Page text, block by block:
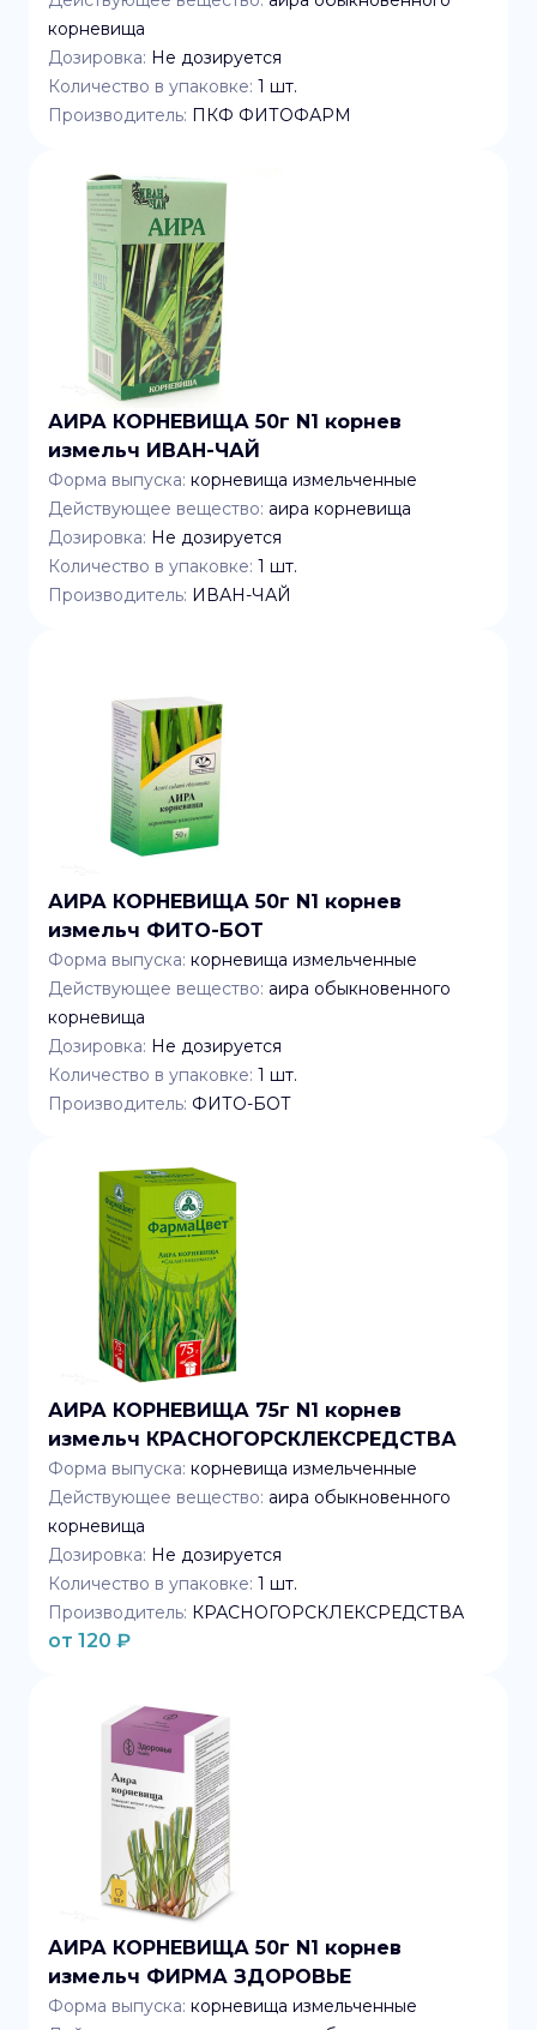
корневища
Дозировка: Не дозируется
Количество в упаковке: 1 шт.
Производитель: ПКФ ФИТОФАРМ
АИРА КОРНЕВИЩА 50г N1 корнев
измельч ИВАН-ЧАЙ
Форма выпуска: корневища измельченные
Действующее вещество: аира корневища
Дозировка: Не дозируется
Количество в упаковке: 1 шт.
Производитель: ИВАН-ЧАЙ
АИРА КОРНЕВИЩА 50г N1 корнев
измельч ФИТО-БОТ
Форма выпуска: корневища измельченные
Действующее вещество: аира обыкновенного
корневища
Дозировка: Не дозируется
Количество в упаковке: 1 шт.
Производитель: ФИТО-БОТ
АИРА КОРНЕВИЩА 75г N1 корнев
измельч КРАСНОГОРСКЛЕКСРЕДСТВА
Форма выпуска: корневища измельченные
Действующее вещество: аира обыкновенного
корневища
Дозировка: Не дозируется
Количество в упаковке: 1 шт.
Производитель: КРАСНОГОРСКЛЕКСРЕДСТВА
от 120 ₽
АИРА КОРНЕВИЩА 50г N1 корнев
измельч ФИРМА ЗДОРОВЬЕ
Форма выпуска: корневища измельченные